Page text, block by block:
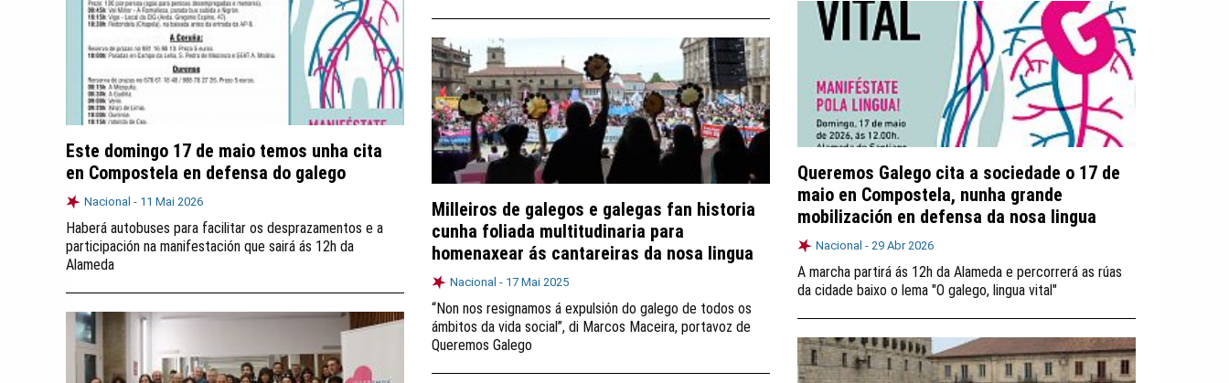
Este domingo 17 de maio temos unha cita
en Compostela en defensa do galego
Nacional - 11 Mai 2026
Haberá autobuses para facilitar os desprazamentos e a
participación na manifestación que sairá ás 12h da
Alameda
Queremos Galego cita a sociedade o 17 de
maio en Compostela, nunha grande
mobilización en defensa da nosa lingua
Nacional - 29 Abr 2026
A marcha partirá ás 12h da Alameda e percorrerá as rúas
da cidade baixo o lema "O galego, lingua vital"
Milleiros de galegos e galegas fan historia
cunha foliada multitudinaria para
homenaxear ás cantareiras da nosa lingua
Nacional - 17 Mai 2025
“Non nos resignamos á expulsión do galego de todos os
ámbitos da vida social”, di Marcos Maceira, portavoz de
Queremos Galego